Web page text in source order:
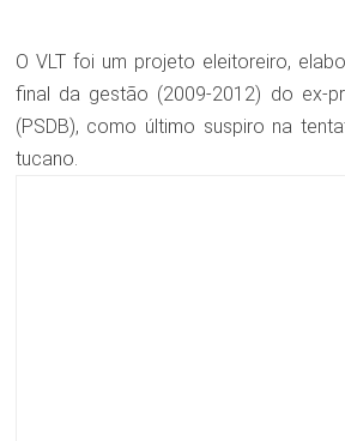
O VLT foi um projeto eleitoreiro,
final da gestão (2009-2012) do ex-
(PSDB), como último suspiro na
tucano.